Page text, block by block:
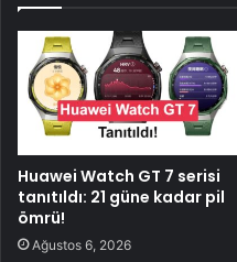
Huawei Watch GT 7 serisi
tanıtıldı: 21 güne kadar pil
ömrü!
Ağustos 6, 2026